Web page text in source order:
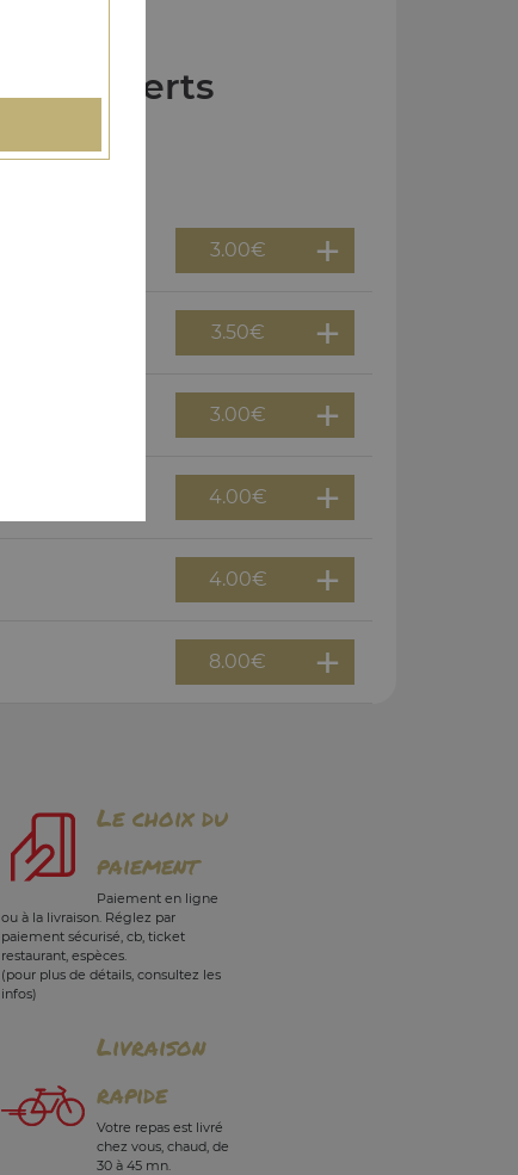
Desserts
3.00€
3.50€
3.00€
4.00€
4.00€
8.00€
Le choix du
paiement
Paiement en ligne
ou à la livraison. Réglez par
paiement sécurisé, cb, ticket
restaurant, espèces.
(pour plus de détails, consultez les
infos)
Livraison
rapide
Votre repas est livré
chez vous, chaud, de
30 à 45 mn.